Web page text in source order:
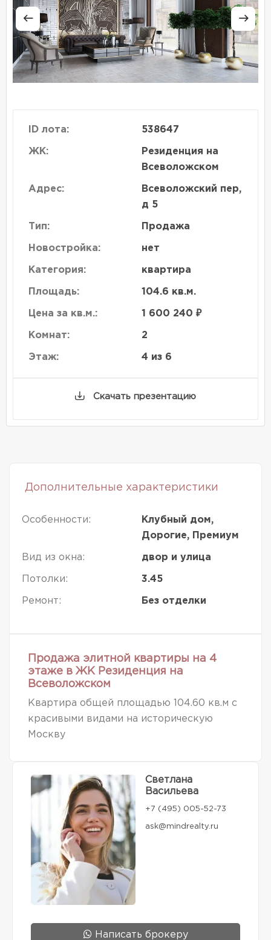
ID лота: 538647
ЖК:
Резиденция на
Всеволожском
Адрес:
Всеволожский пер,
д 5
Тип: Продажа
Новостройка: нет
Категория: квартира
Площадь: 104.6 кв.м.
Цена за кв.м.: 1 600 240 ₽
Комнат: 2
Этаж: 4 из 6
Скачать презентацию
Дополнительные характеристики
Особенности:
Клубный дом,
Дорогие, Премиум
Вид из окна: двор и улица
Потолки: 3.45
Ремонт: Без отделки
Продажа элитной квартиры на 4
этаже в ЖК Резиденция на
Всеволожском
Квартира общей площадью 104.60 кв.м с
красивыми видами на историческую
Москву
Светлана
Васильева
+7 (495) 005-52-73
ask@mindrealty.ru
Написать брокеру